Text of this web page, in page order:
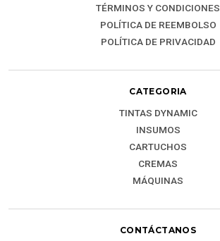
TÉRMINOS Y CONDICIONES
POLÍTICA DE REEMBOLSO
POLÍTICA DE PRIVACIDAD
CATEGORIA
TINTAS DYNAMIC
INSUMOS
CARTUCHOS
CREMAS
MÁQUINAS
CONTÁCTANOS